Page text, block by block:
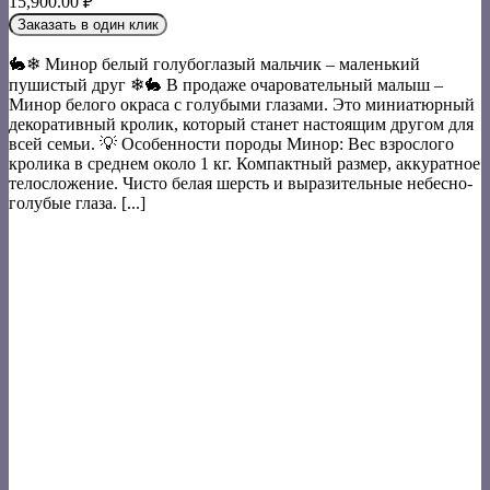
Заказать в один клик
🐇❄ Минор белый голубоглазый мальчик – маленький
пушистый друг ❄🐇 В продаже очаровательный малыш –
Минор белого окраса с голубыми глазами. Это миниатюрный
декоративный кролик, который станет настоящим другом для
всей семьи. 💡 Особенности породы Минор: Вес взрослого
кролика в среднем около 1 кг. Компактный размер, аккуратное
телосложение. Чисто белая шерсть и выразительные небесно-
голубые глаза. [...]